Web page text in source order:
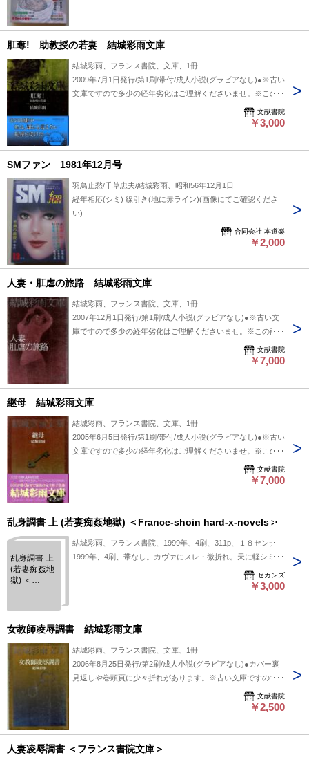
肛奪! 助教授の若妻 結城彩雨文庫
結城彩雨、フランス書院、文庫、1冊
2009年7月1日発行/第1刷/帯付/成人小説(グラビアなし)●※古い
文庫ですので多少の経年劣化はご理解くださいませ。※この商
品は成人向け商品です。18歳以上の方のみご購入できます。
※掲載品、通販商品は全て店頭・他サイト販売と併用です。売
承ください。
文献書院
￥3,000
SMファン 1981年12月号
羽鳥止愁/千草忠夫/結城彩雨、昭和56年12月1日
経年相応(シミ) 線引き(地に赤ライン)(画像にてご確認くださ
い)
合同会社 本道楽
￥2,000
人妻・肛虐の旅路 結城彩雨文庫
結城彩雨、フランス書院、文庫、1冊
2007年12月1日発行/第1刷/成人小説(グラビアなし)●※古い文
庫ですので多少の経年劣化はご理解くださいませ。※この商品
は成人向け商品です。18歳以上の方のみご購入できます。※
掲載品、通販商品は全て店頭・他サイト販売と併用です。売り
ください。
文献書院
￥7,000
継母 結城彩雨文庫
結城彩雨、フランス書院、文庫、1冊
2005年6月5日発行/第1刷/帯付/成人小説(グラビアなし)●※古い
文庫ですので多少の経年劣化はご理解くださいませ。※この商
品は成人向け商品です。18歳以上の方のみご購入できます。
※掲載品、通販商品は全て店頭・他サイト販売と併用です。売
承ください。
文献書院
￥7,000
乱身調書 上 (若妻痴姦地獄) ＜France-shoin hard-x-novels＞
乱身調書 上
(若妻痴姦地
獄) ＜
x-novels＞
結城彩雨、フランス書院、1999年、4刷、311p、１８センチ
1999年、4刷、帯なし。カヴァにスレ・微折れ。天に軽シミ。
セカンズ
￥3,000
女教師凌辱調書 結城彩雨文庫
結城彩雨、フランス書院、文庫、1冊
2006年8月25日発行/第2刷/成人小説(グラビアなし)●カバー裏
見返しや巻頭頁に少々折れがあります。※古い文庫ですので多
少の経年劣化はご理解くださいませ。※この商品は成人向け商
品です。18歳以上の方のみご購入できます。※掲載品、通販
ャンセル処理とさせていただきますので、御了承ください。
文献書院
￥2,500
人妻凌辱調書 ＜フランス書院文庫＞